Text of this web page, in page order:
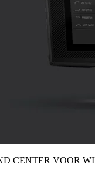
CENTER VOOR